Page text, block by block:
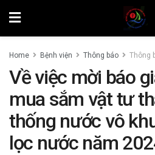
Home Bệnh viện Thông báo Thông
Về việc mời báo
mua sắm vật tư
thống nước vô
lọc nước năm